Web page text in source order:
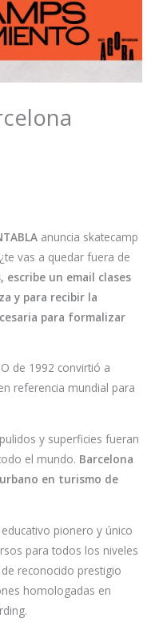
anuncia skatecamp
vas a quedar fuera de
escribe un email clases
y para recibir la
para formalizar
de 1992 convirtió a
referencia mundial para
y superficies fueran
el mundo. Barcelona
en turismo de
pionero y único
para todos los niveles
reconocido prestigio
homologadas en